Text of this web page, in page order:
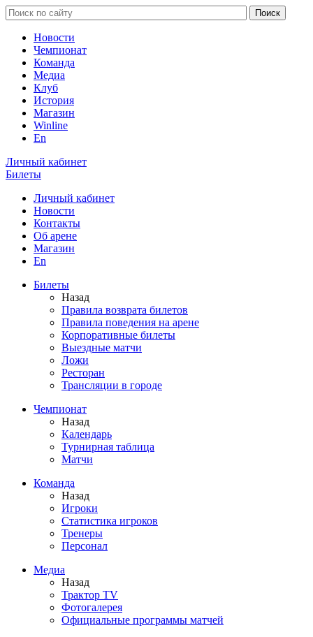
Новости
Чемпионат
Команда
Медиа
Клуб
История
Магазин
Winline
En
Личный кабинет
Билеты
Личный кабинет
Новости
Контакты
Об арене
Магазин
En
Билеты
Назад
Правила возврата билетов
Правила поведения на арене
Корпоративные билеты
Выездные матчи
Ложи
Ресторан
Трансляции в городе
Чемпионат
Назад
Календарь
Турнирная таблица
Матчи
Команда
Назад
Игроки
Статистика игроков
Тренеры
Персонал
Медиа
Назад
Трактор TV
Фотогалерея
Официальные программы матчей